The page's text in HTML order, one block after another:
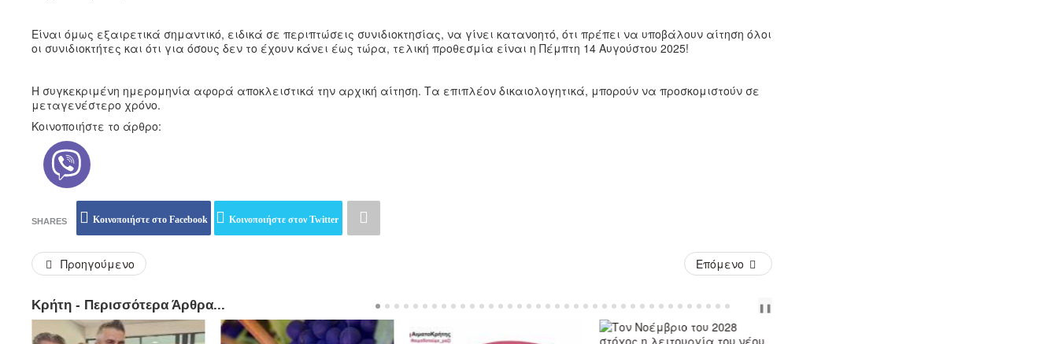
Είναι όμως εξαιρετικά σημαντικό, ειδικά σε περιπτώσεις συνιδιοκτησίας, να γίνει κατανοητό, ότι πρέπει να υποβάλουν αίτηση όλοι
οι συνιδιοκτήτες και ότι για όσους δεν το έχουν κάνει έως τώρα, τελική προθεσμία είναι η Πέμπτη 14 Αυγούστου 2025!
Η συγκεκριμένη ημερομηνία αφορά αποκλειστικά την αρχική αίτηση. Τα επιπλέον δικαιολογητικά, μπορούν να προσκομιστούν σε
μεταγενέστερο χρόνο.
Κοινοποιήστε το άρθρο:
SHARES Κοινοποιήστε στο Facebook Κοινοποιήστε στον Twitter
Προηγούμενο Επόμενο
Κρήτη - Περισσότερα Άρθρα... PREVNEXT
❚❚